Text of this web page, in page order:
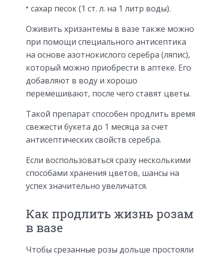
сахар песок (1 ст. л. на 1 литр воды).
Оживить хризантемы в вазе также можно
при помощи специального антисептика
на основе азотнокислого серебра (ляпис),
который можно приобрести в аптеке. Его
добавляют в воду и хорошо
перемешивают, после чего ставят цветы.
Такой препарат способен продлить время
свежести букета до 1 месяца за счет
антисептических свойств серебра.
Если воспользоваться сразу несколькими
способами хранения цветов, шансы на
успех значительно увеличатся.
Как продлить жизнь розам
в вазе
Чтобы срезанные розы дольше простояли